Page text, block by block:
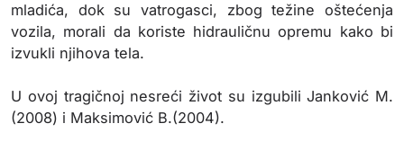
mladića, dok su vatrogasci, zbog težine oštećenja
vozila, morali da koriste hidrauličnu opremu kako bi
izvukli njihova tela.
U ovoj tragičnoj nesreći život su izgubili Janković M.
(2008) i Maksimović B.(2004).